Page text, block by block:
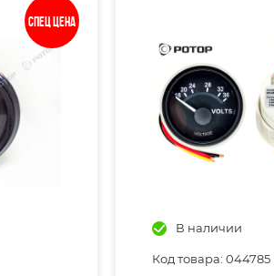
Спец цена
В наличии
Код товара: 044785